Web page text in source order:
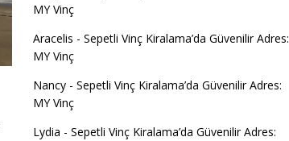
MY Vinç
Aracelis - Sepetli Vinç Kiralama’da Güvenilir Adres:
MY Vinç
Nancy- Sepetli Vinç Kiralama’da Güvenilir Adres:
MY Vinç
Lydia - Sepetli Vinç Kiralama’da Güvenilir Adres: